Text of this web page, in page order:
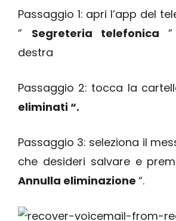
Passaggio 1: apri l’app del
” Segreteria telefonica
destra
Passaggio 2: tocca la
eliminati “.
Passaggio 3: seleziona il
che desideri salvare e
Annulla eliminazione “.